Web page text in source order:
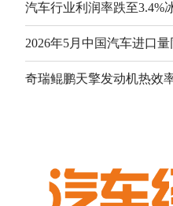
2026年5月中国汽车进口